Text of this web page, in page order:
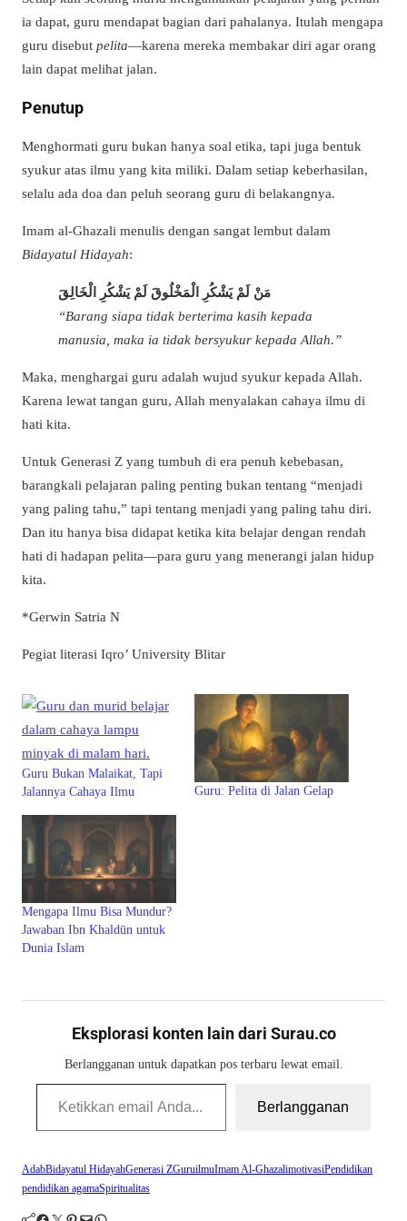
ia dapat, guru mendapat bagian dari pahalanya. Itulah mengapa
guru disebut pelita—karena mereka membakar diri agar orang
lain dapat melihat jalan.
Penutup
Menghormati guru bukan hanya soal etika, tapi juga bentuk
syukur atas ilmu yang kita miliki. Dalam setiap keberhasilan,
selalu ada doa dan peluh seorang guru di belakangnya.
Imam al-Ghazali menulis dengan sangat lembut dalam
Bidayatul Hidayah:
مَنْ لَمْ يَشْكُرِ الْمَخْلُوقَ لَمْ يَشْكُرِ الْخَالِقَ
“Barang siapa tidak berterima kasih kepada
manusia, maka ia tidak bersyukur kepada Allah.”
Maka, menghargai guru adalah wujud syukur kepada Allah.
Karena lewat tangan guru, Allah menyalakan cahaya ilmu di
hati kita.
Untuk Generasi Z yang tumbuh di era penuh kebebasan,
barangkali pelajaran paling penting bukan tentang “menjadi
yang paling tahu,” tapi tentang menjadi yang paling tahu diri.
Dan itu hanya bisa didapat ketika kita belajar dengan rendah
hati di hadapan pelita—para guru yang menerangi jalan hidup
kita.
*Gerwin Satria N
Pegiat literasi Iqro’ University Blitar
Guru Bukan Malaikat, Tapi
Jalannya Cahaya Ilmu
Guru: Pelita di Jalan Gelap
Mengapa Ilmu Bisa Mundur?
Jawaban Ibn Khaldūn untuk
Dunia Islam
Eksplorasi konten lain dari Surau.co
Berlangganan untuk dapatkan pos terbaru lewat email.
Ketikkan email Anda...
Berlangganan
AdabBidayatul HidayahGenerasi ZGuruilmuImam Al-GhazalimotivasiPendidikan
pendidikan agamaSpiritualitas